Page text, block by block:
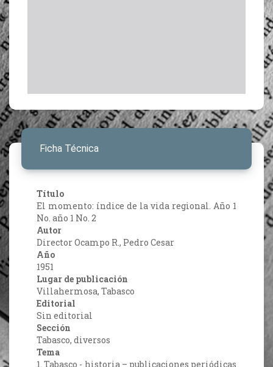
Ficha Técnica
Título
El momento: índice de la vida regional. Año 1
No. año 1 No. 2
Autor
Director Ocampo R., Pedro Cesar
Año
1951
Lugar de publicación
Villahermosa, Tabasco
Editorial
Sin editorial
Sección
Tabasco, diversos
Tema
1. Tabasco - historia – publicaciones periódicas